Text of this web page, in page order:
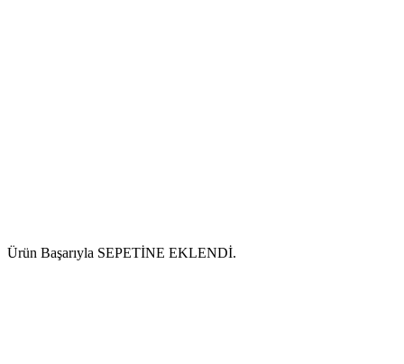
Ürün Başarıyla SEPETİNE EKLENDİ.